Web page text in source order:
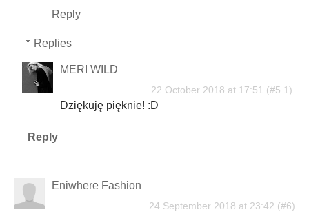
Reply
Replies
MERI WILD
22 October 2018 at 17:51
Dziękuję pięknie! :D
Reply
Eniwhere Fashion
24 September 2018 at 23:42